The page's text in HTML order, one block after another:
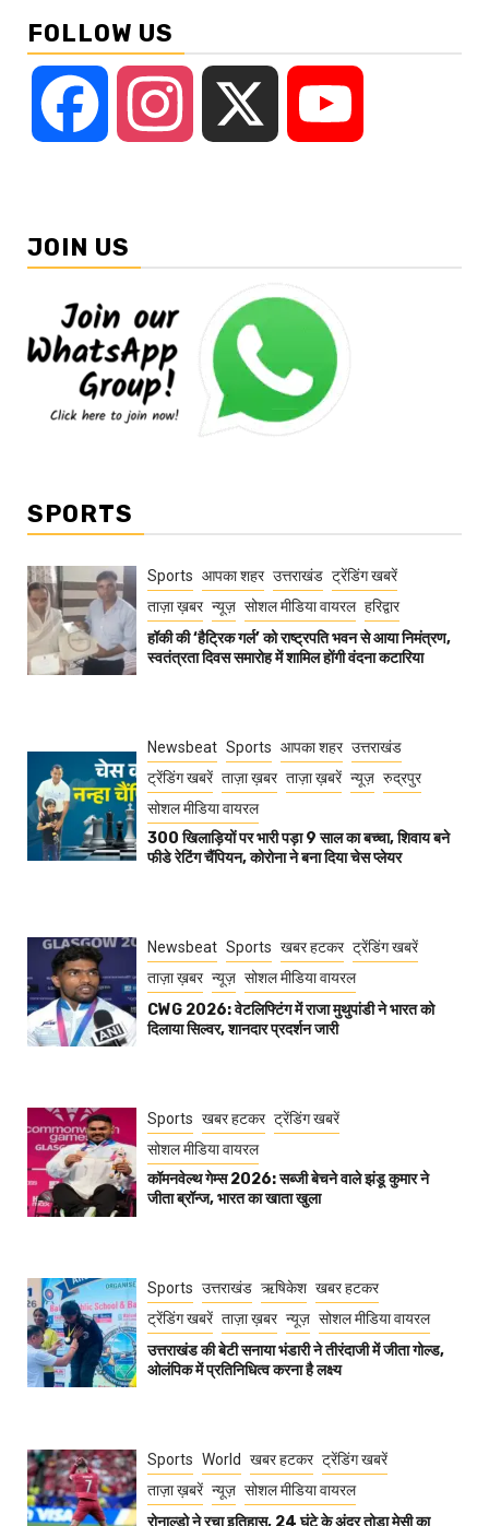
FOLLOW US
Facebook Instagram
JOIN US
SPORTS
Sports आपका शहर उत्तराखंड ट्रेंडिंग खबरें
ताज़ा ख़बर न्यूज़ सोशल मीडिया वायरल हरिद्वार
हॉकी की ‘हैट्रिक गर्ल’ को राष्ट्रपति भवन से आया निमंत्रण,
स्वतंत्रता दिवस समारोह में शामिल होंगी वंदना कटारिया
Newsbeat Sports आपका शहर उत्तराखंड
ट्रेंडिंग खबरें ताज़ा ख़बर ताज़ा ख़बरें न्यूज़ रुद्रपुर
सोशल मीडिया वायरल
300 खिलाड़ियों पर भारी पड़ा 9 साल का बच्चा, शिवाय बने
फीडे रेटिंग चैंपियन, कोरोना ने बना दिया चेस प्लेयर
Newsbeat Sports खबर हटकर ट्रेंडिंग खबरें
ताज़ा ख़बर न्यूज़ सोशल मीडिया वायरल
CWG 2026: वेटलिफ्टिंग में राजा मुथुपांडी ने भारत को
दिलाया सिल्वर, शानदार प्रदर्शन जारी
Sports खबर हटकर ट्रेंडिंग खबरें
सोशल मीडिया वायरल
कॉमनवेल्थ गेम्स 2026: सब्जी बेचने वाले झंडू कुमार ने
जीता ब्रॉन्ज, भारत का खाता खुला
Sports उत्तराखंड ऋषिकेश खबर हटकर
ट्रेंडिंग खबरें ताज़ा ख़बर न्यूज़ सोशल मीडिया वायरल
उत्तराखंड की बेटी सनाया भंडारी ने तीरंदाजी में जीता गोल्ड,
ओलंपिक में प्रतिनिधित्व करना है लक्ष्य
Sports World खबर हटकर ट्रेंडिंग खबरें
ताज़ा ख़बरें न्यूज़ सोशल मीडिया वायरल
रोनाल्डो ने रचा इतिहास, 24 घंटे के अंदर तोड़ा मेसी का